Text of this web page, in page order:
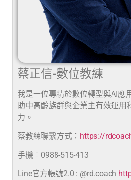
蔡正信-數位教練
我是一位專精於數位轉型與AI應
助中高齡族群與企業主有效運用
力。
蔡教練聯繫方式： https://
手機：0988-515-413
Line官方帳號2.0 : @rd.coach